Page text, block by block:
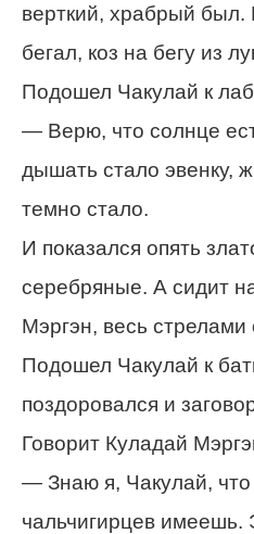
верткий, храбрый был.
бегал, коз на бегу из
Подошел Чакулай к
— Верю, что солнце
дышать стало эвенку,
темно стало.
И показался опять
серебряные. А сидит
Мэргэн, весь
Подошел Чакулай к
поздоровался и
Говорит Куладай
— Знаю я, Чакулай, что
чальчигирцев имеешь.